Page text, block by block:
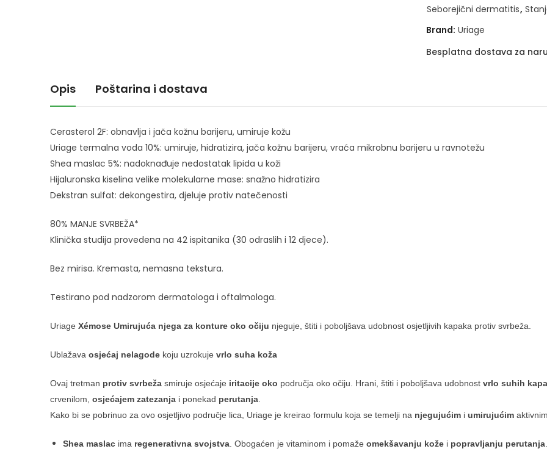
Seborejični dermatitis,
Brand: Uriage
Besplatna dostava za
Opis Poštarina i dostava
Cerasterol 2F: obnavlja i jača kožnu barijeru, umiruje kožu
Uriage termalna voda 10%: umiruje, hidratizira, jača kožnu barijeru, vraća mikrobnu barijeru u ravnotežu
Shea maslac 5%: nadoknađuje nedostatak lipida u koži
Hijaluronska kiselina velike molekularne mase: snažno hidratizira
Dekstran sulfat: dekongestira, djeluje protiv natečenosti
80% MANJE SVRBEŽA*
Klinička studija provedena na 42 ispitanika (30 odraslih i 12 djece).
Bez mirisa. Kremasta, nemasna tekstura.
Testirano pod nadzorom dermatologa i oftalmologa.
Uriage Xémose Umirujuća njega za konture oko očiju njeguje, štiti i poboljšava udobnost osjetljivih kapaka protiv svrbeža.
Ublažava osjećaj nelagode koju uzrokuje vrlo suha koža
Ovaj tretman protiv svrbeža smiruje osjećaje iritacije oko područja oko očiju. Hrani, štiti i poboljšava udobnost vrlo suhih
crvenilom, osjećajem zatezanja i ponekad perutanja.
Kako bi se pobrinuo za ovo osjetljivo područje lica, Uriage je kreirao formulu koja se temelji na njegujućim i umirujućim
Shea maslac ima regenerativna svojstva. Obogaćen je vitaminom i pomaže omekšavanju kože i popravljanju perutanja.